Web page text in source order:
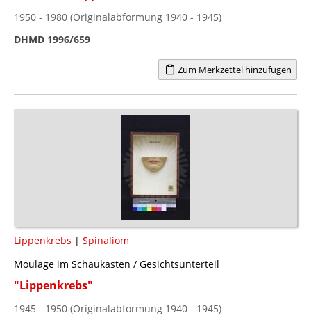
1950 - 1980 (Originalabformung 1940 - 1945)
DHMD 1996/659
Zum Merkzettel hinzufügen
Lippenkrebs | Spinaliom
Moulage im Schaukasten / Gesichtsunterteil
"Lippenkrebs"
1945 - 1950 (Originalabformung 1940 - 1945)